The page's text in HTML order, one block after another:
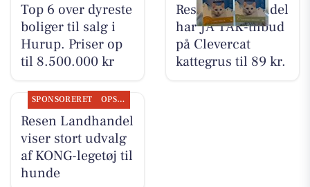
Top 6 over dyreste
boliger til salg i
Hurup. Priser op
til 8.500.000 kr
Resen Landhandel
har JA TAK-tilbud
på Clevercat
kattegrus til 89 kr.
SPONSORERET OPSLAGSTAVLEN
Resen Landhandel
viser stort udvalg
af KONG-legetøj til
hunde